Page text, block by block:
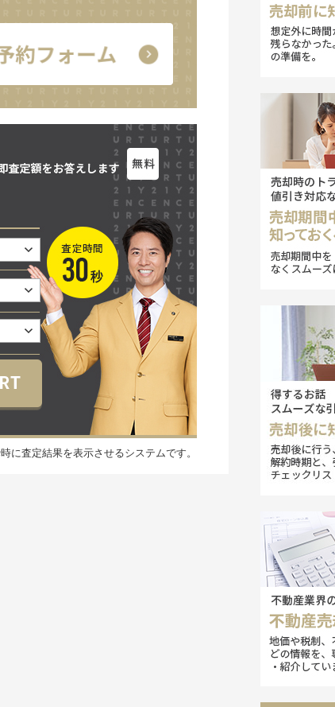
査定結果を表示させるシステムです。